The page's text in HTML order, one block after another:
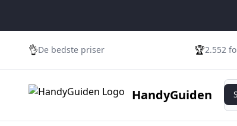
👌De bedste priser 🏆2.552
HandyGuiden